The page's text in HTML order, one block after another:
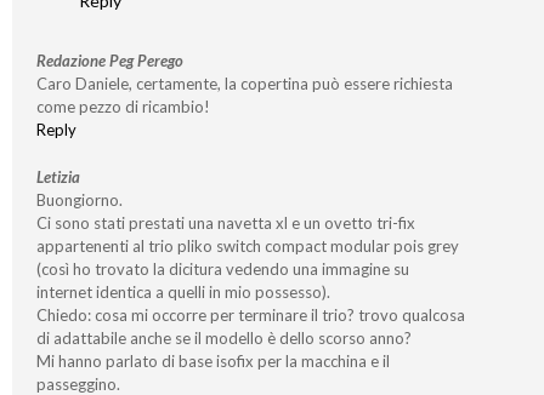
Redazione Peg Perego
Caro Daniele, certamente, la copertina può essere richiesta
come pezzo di ricambio!
Reply
Letizia
Buongiorno.
Ci sono stati prestati una navetta xl e un ovetto tri-fix
appartenenti al trio pliko switch compact modular pois grey
(così ho trovato la dicitura vedendo una immagine su
internet identica a quelli in mio possesso).
Chiedo: cosa mi occorre per terminare il trio? trovo qualcosa
di adattabile anche se il modello è dello scorso anno?
Mi hanno parlato di base isofix per la macchina e il
passeggino.